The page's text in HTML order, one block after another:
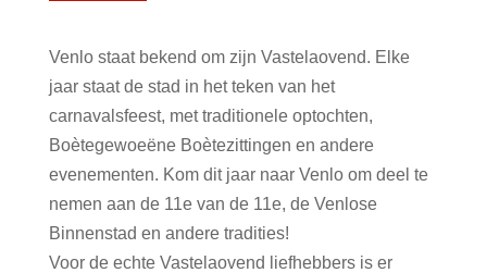
Venlo staat bekend om zijn Vastelaovend. Elke
jaar staat de stad in het teken van het
carnavalsfeest, met traditionele optochten,
Boètegewoeëne Boètezittingen en andere
evenementen. Kom dit jaar naar Venlo om deel te
nemen aan de 11e van de 11e, de Venlose
Binnenstad en andere tradities!
Voor de echte Vastelaovend liefhebbers is er